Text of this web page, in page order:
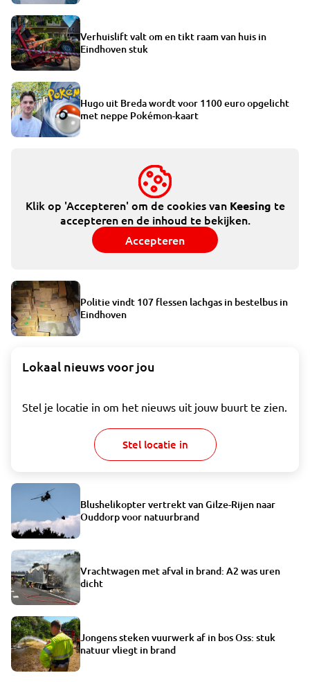
Verhuislift valt om en tikt raam van huis in
Eindhoven stuk
Hugo uit Breda wordt voor 1100 euro opgelicht
met neppe Pokémon-kaart
Klik op 'Accepteren' om de cookies van Keesing te
accepteren en de inhoud te bekijken.
Accepteren
Politie vindt 107 flessen lachgas in bestelbus in
Eindhoven
Lokaal nieuws voor jou
Stel je locatie in om het nieuws uit jouw buurt te zien.
Stel locatie in
Blushelikopter vertrekt van Gilze-Rijen naar
Ouddorp voor natuurbrand
Vrachtwagen met afval in brand: A2 was uren
dicht
Jongens steken vuurwerk af in bos Oss: stuk
natuur vliegt in brand